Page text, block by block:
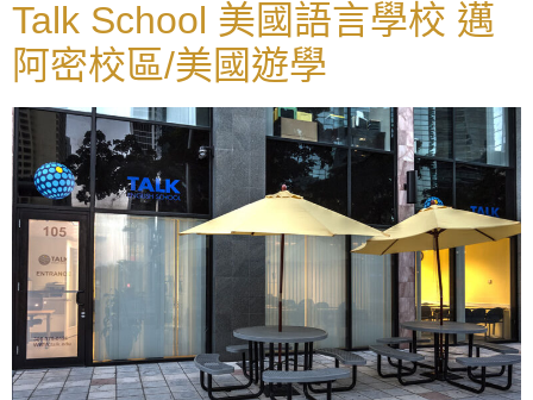
Talk School 美國語言學校 邁
阿密校區/美國遊學